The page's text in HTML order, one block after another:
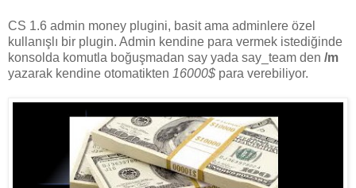
CS 1.6 admin money plugini, basit ama adminlere özel
kullanışlı bir plugin. Admin kendine para vermek istediğinde
konsolda komutla boğuşmadan say yada say_team den /m
yazarak kendine otomatikten 16000$ para verebiliyor.